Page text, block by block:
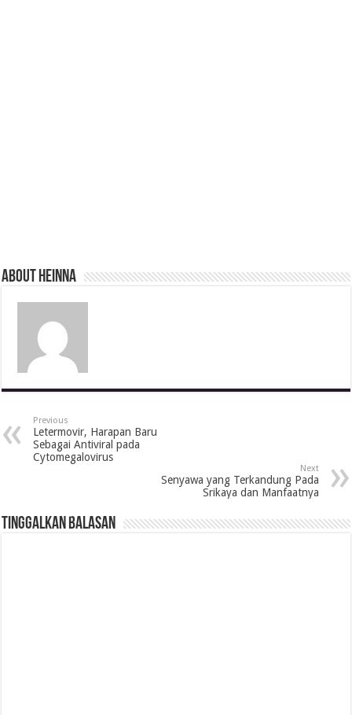
About Heinna
Previous
Letermovir, Harapan Baru
Sebagai Antiviral pada
Cytomegalovirus
Next
Senyawa yang Terkandung Pada
Srikaya dan Manfaatnya
Tinggalkan Balasan